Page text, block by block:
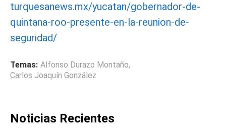
turquesanews.mx/yucatan/gobernador-de-
quintana-roo-presente-en-la-reunion-de-
seguridad/
Temas: Alfonso Durazo Montaño,
Carlos Joaquín González
Noticias Recientes